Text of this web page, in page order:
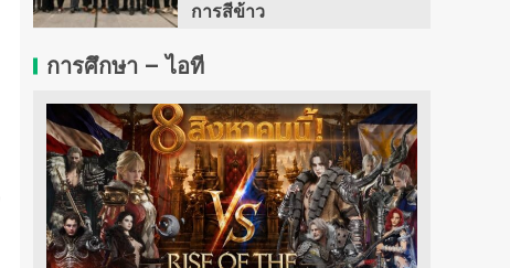
การสีข้าว
การศึกษา – ไอที